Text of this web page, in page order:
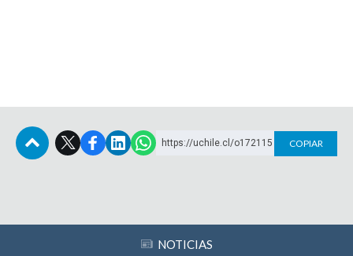
https://uchile.cl/o172115 COPIAR
NOTICIAS